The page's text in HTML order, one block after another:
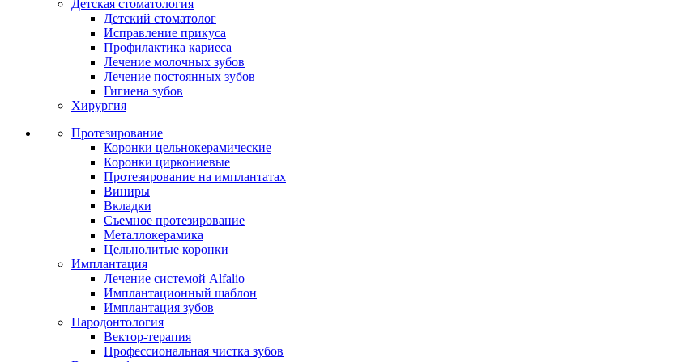
Детская стоматология
Детский стоматолог
Исправление прикуса
Профилактика кариеса
Лечение молочных зубов
Лечение постоянных зубов
Гигиена зубов
Хирургия
Протезирование
Коронки цельнокерамические
Коронки циркониевые
Протезирование на имплантатах
Виниры
Вкладки
Съемное протезирование
Металлокерамика
Цельнолитые коронки
Имплантация
Лечение системой Alfalio
Имплантационный шаблон
Имплантация зубов
Пародонтология
Вектор-терапия
Профессиональная чистка зубов